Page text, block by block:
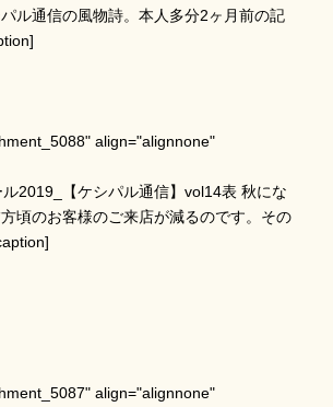
ル通信の風物詩。本人多分2ヶ月前の記
align="alignnone"
秋にな
頃のお客様のご来店が減るのです。その
align="alignnone"